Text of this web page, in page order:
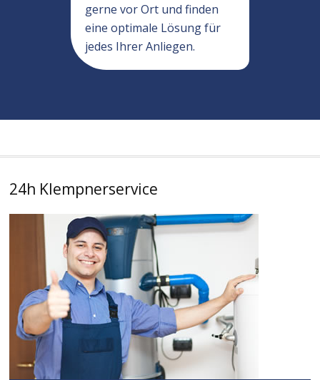
gerne vor Ort und finden
eine optimale Lösung für
jedes Ihrer Anliegen.
24h Klempnerservice